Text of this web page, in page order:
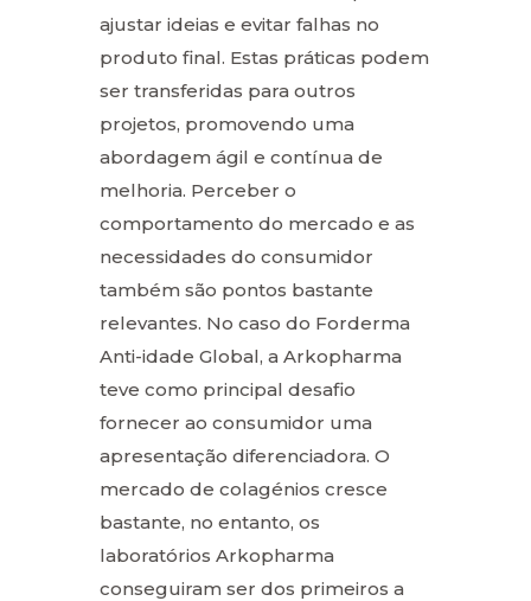
ajustar ideias e evitar falhas no
produto final. Estas práticas podem
ser transferidas para outros
projetos, promovendo uma
abordagem ágil e contínua de
melhoria. Perceber o
comportamento do mercado e as
necessidades do consumidor
também são pontos bastante
relevantes. No caso do Forderma
Anti-idade Global, a Arkopharma
teve como principal desafio
fornecer ao consumidor uma
apresentação diferenciadora. O
mercado de colagénios cresce
bastante, no entanto, os
laboratórios Arkopharma
conseguiram ser dos primeiros a